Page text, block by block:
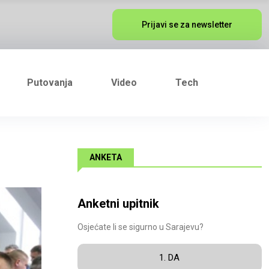
Prijavi se za newsletter
Putovanja Video Tech
ANKETA
Anketni upitnik
Osjećate li se sigurno u Sarajevu?
1. DA